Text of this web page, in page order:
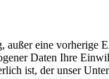
eine
Daten Ihre
ist, der unser